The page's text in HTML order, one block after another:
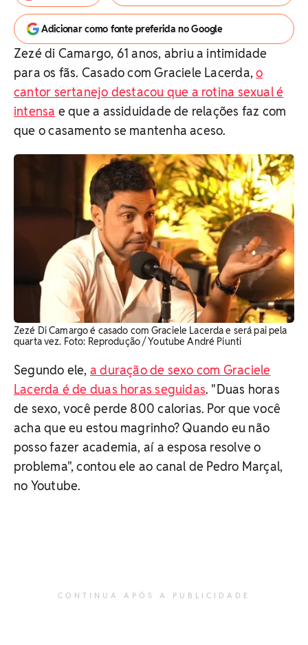
Adicionar como fonte preferida no Google
Zezé di Camargo, 61 anos, abriu a intimidade
para os fãs. Casado com Graciele Lacerda,o
cantor sertanejo destacou que a rotina sexual é
intensa e que a assiduidade de relações faz com
que o casamento se mantenha aceso.
Zezé Di Camargo é casado com Graciele Lacerda e será pai pela
quarta vez. ​Foto: Reprodução / Youtube André Piunti
Segundo ele, a duração de sexo com Graciele
Lacerda é de duas horas seguidas. "Duas horas
de sexo, você perde 800 calorias. Por que você
acha que eu estou magrinho? Quando eu não
posso fazer academia, aí a esposa resolve o
problema", contou ele ao canal de Pedro Marçal,
no Youtube.
CONTINUA APÓS A PUBLICIDADE